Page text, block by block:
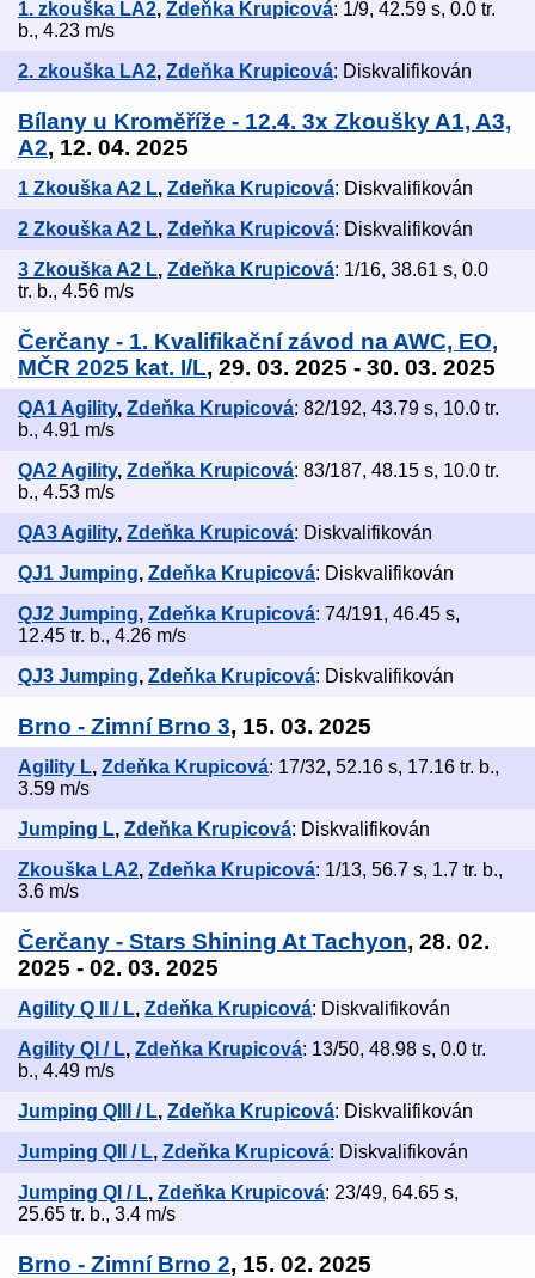
1. zkouška LA2, Zdeňka Krupicová: 1/9, 42.59 s, 0.0 tr.
b., 4.23 m/s
2. zkouška LA2, Zdeňka Krupicová: Diskvalifikován
Bílany u Kroměříže - 12.4. 3x Zkoušky A1, A3,
A2, 12. 04. 2025
1 Zkouška A2 L, Zdeňka Krupicová: Diskvalifikován
2 Zkouška A2 L, Zdeňka Krupicová: Diskvalifikován
3 Zkouška A2 L, Zdeňka Krupicová: 1/16, 38.61 s, 0.0
tr. b., 4.56 m/s
Čerčany - 1. Kvalifikační závod na AWC, EO,
MČR 2025 kat. I/L, 29. 03. 2025 - 30. 03. 2025
QA1 Agility, Zdeňka Krupicová: 82/192, 43.79 s, 10.0 tr.
b., 4.91 m/s
QA2 Agility, Zdeňka Krupicová: 83/187, 48.15 s, 10.0 tr.
b., 4.53 m/s
QA3 Agility, Zdeňka Krupicová: Diskvalifikován
QJ1 Jumping, Zdeňka Krupicová: Diskvalifikován
QJ2 Jumping, Zdeňka Krupicová: 74/191, 46.45 s,
12.45 tr. b., 4.26 m/s
QJ3 Jumping, Zdeňka Krupicová: Diskvalifikován
Brno - Zimní Brno 3, 15. 03. 2025
Agility L, Zdeňka Krupicová: 17/32, 52.16 s, 17.16 tr. b.,
3.59 m/s
Jumping L, Zdeňka Krupicová: Diskvalifikován
Zkouška LA2, Zdeňka Krupicová: 1/13, 56.7 s, 1.7 tr. b.,
3.6 m/s
Čerčany - Stars Shining At Tachyon, 28. 02.
2025 - 02. 03. 2025
Agility Q II / L, Zdeňka Krupicová: Diskvalifikován
Agility QI / L, Zdeňka Krupicová: 13/50, 48.98 s, 0.0 tr.
b., 4.49 m/s
Jumping QIII / L, Zdeňka Krupicová: Diskvalifikován
Jumping QII / L, Zdeňka Krupicová: Diskvalifikován
Jumping QI / L, Zdeňka Krupicová: 23/49, 64.65 s,
25.65 tr. b., 3.4 m/s
Brno - Zimní Brno 2, 15. 02. 2025